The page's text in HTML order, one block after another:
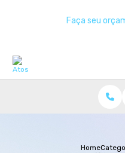
Faça seu
Home